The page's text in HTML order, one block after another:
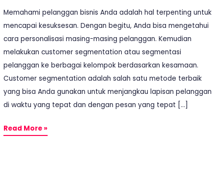
Memahami pelanggan bisnis Anda adalah hal terpenting untuk
mencapai kesuksesan. Dengan begitu, Anda bisa mengetahui
cara personalisasi masing-masing pelanggan. Kemudian
melakukan customer segmentation atau segmentasi
pelanggan ke berbagai kelompok berdasarkan kesamaan.
Customer segmentation adalah salah satu metode terbaik
yang bisa Anda gunakan untuk menjangkau lapisan pelanggan
di waktu yang tepat dan dengan pesan yang tepat […]
Read More »